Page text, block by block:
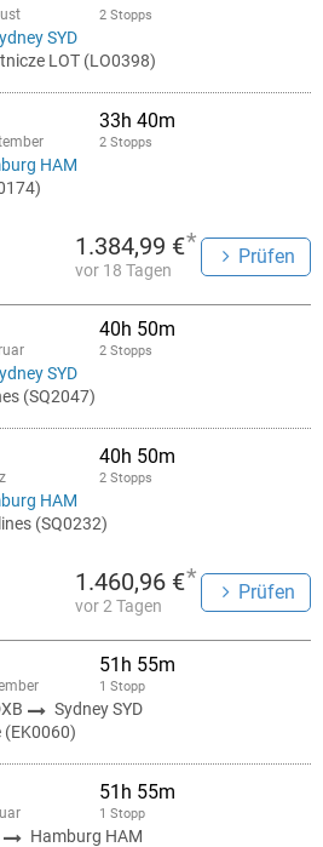
2 Stopps
SYD
LOT (LO0398)
33h 40m
2 Stopps
HAM
1.384,99 €*
vor 18 Tagen
Prüfen
40h 50m
2 Stopps
SYD
(SQ2047)
40h 50m
2 Stopps
HAM
(SQ0232)
1.460,96 €*
vor 2 Tagen
Prüfen
51h 55m
1 Stopp
Sydney SYD
(EK0060)
51h 55m
1 Stopp
Hamburg HAM